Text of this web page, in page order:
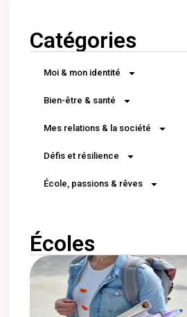
Catégories
Moi & mon identité
Bien-être & santé
Mes relations & la société
Défis et résilience
École, passions & rêves
Écoles